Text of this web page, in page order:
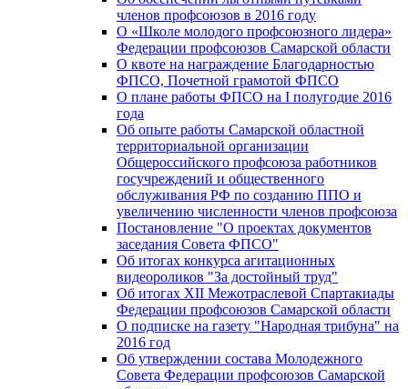
членов профсоюзов в 2016 году
О «Школе молодого профсоюзного лидера»
Федерации профсоюзов Самарской области
О квоте на награждение Благодарностью
ФПСО, Почетной грамотой ФПСО
О плане работы ФПСО на I полугодие 2016
года
Об опыте работы Самарской областной
территориальной организации
Общероссийского профсоюза работников
госучреждений и общественного
обслуживания РФ по созданию ППО и
увеличению численности членов профсоюза
Постановление "О проектах документов
заседания Совета ФПСО"
Об итогах конкурса агитационных
видеороликов "За достойный труд"
Об итогах XII Межотраслевой Спартакиады
Федерации профсоюзов Самарской области
О подписке на газету "Народная трибуна" на
2016 год
Об утверждении состава Молодежного
Совета Федерации профсоюзов Самарской